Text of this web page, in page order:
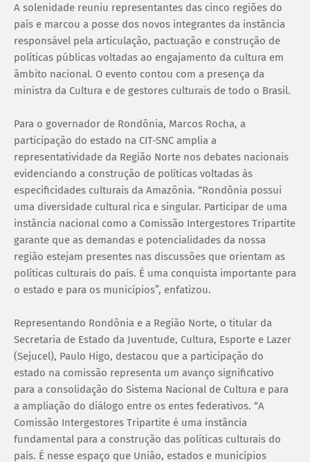
A solenidade reuniu representantes das cinco regiões do
país e marcou a posse dos novos integrantes da instância
responsável pela articulação, pactuação e construção de
políticas públicas voltadas ao engajamento da cultura em
âmbito nacional. O evento contou com a presença da
ministra da Cultura e de gestores culturais de todo o Brasil.
Para o governador de Rondônia, Marcos Rocha, a
participação do estado na CIT-SNC amplia a
representatividade da Região Norte nos debates nacionais
evidenciando a construção de políticas voltadas às
especificidades culturais da Amazônia. “Rondônia possui
uma diversidade cultural rica e singular. Participar de uma
instância nacional como a Comissão Intergestores Tripartite
garante que as demandas e potencialidades da nossa
região estejam presentes nas discussões que orientam as
políticas culturais do país. É uma conquista importante para
o estado e para os municípios”, enfatizou.
Representando Rondônia e a Região Norte, o titular da
Secretaria de Estado da Juventude, Cultura, Esporte e Lazer
(Sejucel), Paulo Higo, destacou que a participação do
estado na comissão representa um avanço significativo
para a consolidação do Sistema Nacional de Cultura e para
a ampliação do diálogo entre os entes federativos. “A
Comissão Intergestores Tripartite é uma instância
fundamental para a construção das políticas culturais do
país. É nesse espaço que União, estados e municípios